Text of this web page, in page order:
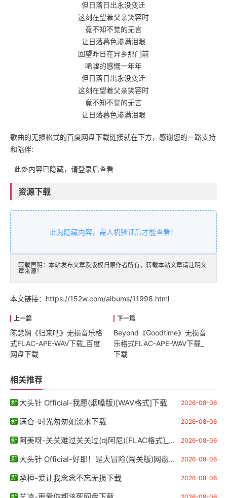
但日落日出永没变迁
这刻在望着父亲笑容时
竟不知不觉的无言
让日落暮色渗满泪眼
回望昨日在异乡那门前
唏嘘的感慨一年年
但日落日出永没变迁
这刻在望着父亲笑容时
竟不知不觉的无言
让日落暮色渗满泪眼
歌曲的无损格式的百度网盘下载链接就在下方，感谢您的一路支持
和陪伴:
此处内容已隐藏，请登录后查看
资源下载
此为隐藏内容，需人机验证后才能查看！
转载声明：本站发布文章及版权归原作者所有，转载本站文章请注明文
章来源！
本文链接： https://152w.com/albums/11998.html
陈慧娴《归来吧》无损音乐格
式FLAC-APE-WAV下载_百度
网盘下载
Beyond《Goodtime》无损音
乐格式FLAC-APE-WAV下载_
下载
相关推荐
2026-08-06
大头针 Official-我愿(烟嗓版)[WAV格式]下载
2026-08-06
满仓-时光匆匆如流水下载
2026-08-06
阿美呀-关关难过关关过(dj阿尼)[FLAC格式]_百度网盘下载
2026-08-06
大头针 Official-好耶！是大冒险(闯关版)网盘下载
2026-08-06
承桓-爱让我念念不忘无损下载